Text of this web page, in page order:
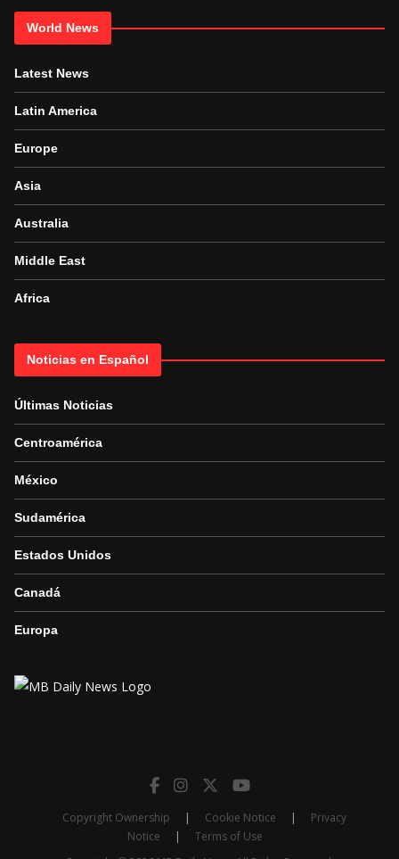
World News
Latest News
Latin America
Europe
Asia
Australia
Middle East
Africa
Noticias en Español
Últimas Noticias
Centroamérica
México
Sudamérica
Estados Unidos
Canadá
Europa
Copyright Ownership | Cookie Notice |
Privacy
Notice
|
Terms of Use